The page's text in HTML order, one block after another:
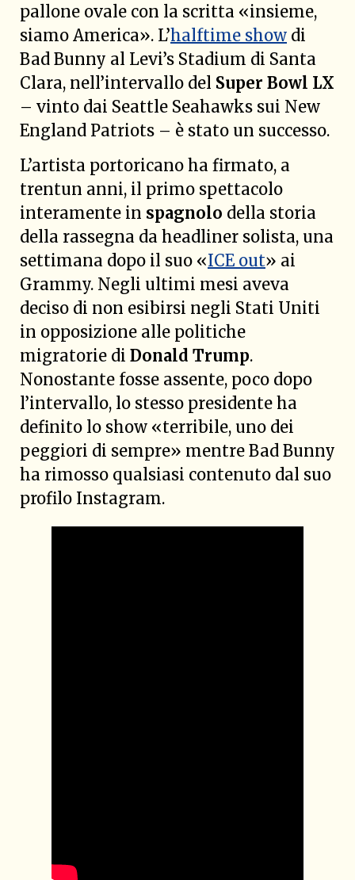
pallone ovale con la scritta «insieme,
siamo America». L’halftime show di
Bad Bunny al Levi’s Stadium di Santa
Clara, nell’intervallo del Super Bowl LX
– vinto dai Seattle Seahawks sui New
England Patriots – è stato un successo.
L’artista portoricano ha firmato, a
trentun anni, il primo spettacolo
interamente in spagnolo della storia
della rassegna da headliner solista, una
settimana dopo il suo «ICE out» ai
Grammy. Negli ultimi mesi aveva
deciso di non esibirsi negli Stati Uniti
in opposizione alle politiche
migratorie di Donald Trump.
Nonostante fosse assente, poco dopo
l’intervallo, lo stesso presidente ha
definito lo show «terribile, uno dei
peggiori di sempre» mentre Bad Bunny
ha rimosso qualsiasi contenuto dal suo
profilo Instagram.